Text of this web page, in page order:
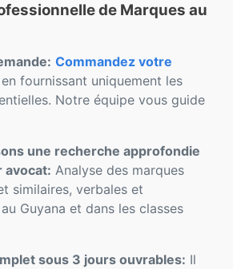
de Marques au
Commandez votre
en fournissant uniquement les
Notre équipe vous guide
une recherche approfondie
avocat: Analyse des marques
similaires, verbales et
Guyana et dans les classes
sous 3 jours ouvrables: Il